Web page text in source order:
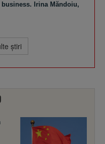
Irina Măndoiu,
ştiri